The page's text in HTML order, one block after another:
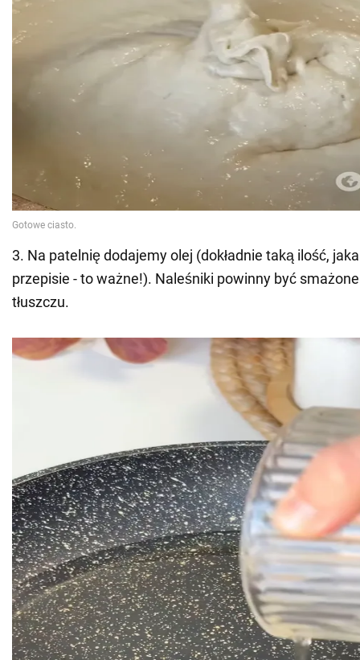
3. Na patelnię dodajemy olej (dokładnie taką ilość,
przepisie - to ważne!). Naleśniki powinny być
tłuszczu.